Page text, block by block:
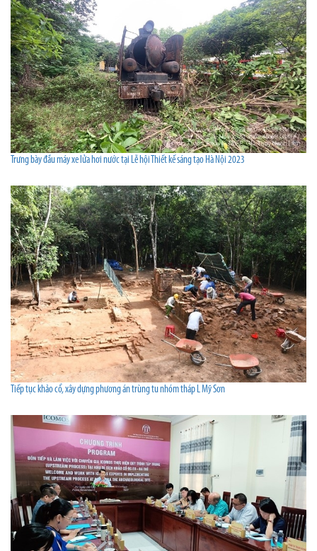
Trưng bày đầu máy xe lửa hơi nước tại Lễ hội Thiết kế sáng tạo Hà Nội 2023
Tiếp tục khảo cổ, xây dựng phương án trùng tu nhóm tháp L Mỹ Sơn